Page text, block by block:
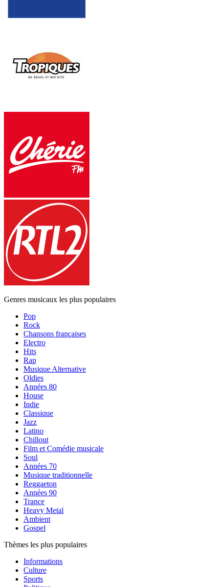
Genres musicaux les plus populaires
Pop
Rock
Chansons françaises
Electro
Hits
Rap
Musique Alternative
Oldies
Années 80
House
Indie
Classique
Jazz
Latino
Chillout
Film et Comédie musicale
Soul
Années 70
Musique traditionnelle
Reggaeton
Années 90
Trance
Heavy Metal
Ambient
Gospel
Thèmes les plus populaires
Informations
Culture
Sports